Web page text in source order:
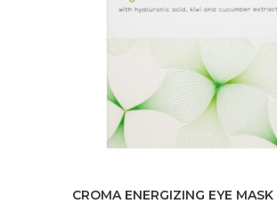
CROMA ENERGIZING EYE